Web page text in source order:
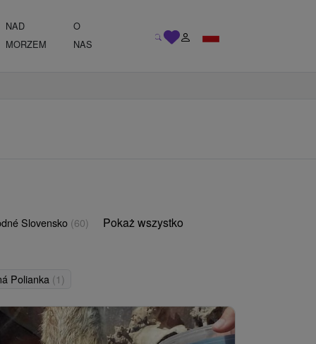
NAD
MORZEM
O
NAS
Slovensko (60) Pokaż wszystko
Polianka (1)